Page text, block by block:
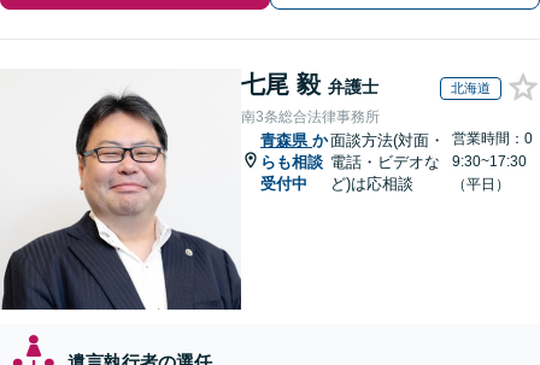
七尾 毅 弁護士 北海道
南3条総合法律事務所
青森県 か
らも相談
受付中
面談方法(対面・
電話・ビデオな
ど)は応相談
営業時間：0
9:30~17:30
（平日）